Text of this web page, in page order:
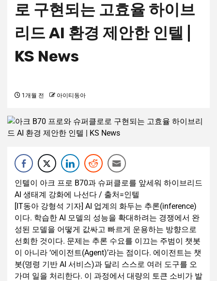
로 구현되는 고효율 하이브
리드 AI 환경 제안한 인텔 |
KS News
1개월 전 아이티동아
인텔이 아크 프로 B70과 슈퍼클로를 앞세워 하이브리드
AI 생태계 강화에 나선다 / 출처=인텔
[IT동아 강형석 기자] AI 업계의 화두는 추론(inference)
이다. 학습한 AI 모델의 성능을 확대하려는 경쟁에서 완
성된 모델을 어떻게 값싸고 빠르게 운용하는 방향으로
선회한 것이다. 문제는 추론 수요를 이끄는 주범이 챗봇
이 아니라 ‘에이전트(Agent)’라는 점이다. 에이전트는 챗
봇(명령 기반 AI 서비스)과 달리 스스로 여러 도구를 오
가며 일을 처리한다. 이 과정에서 대량의 토큰 소비가 발